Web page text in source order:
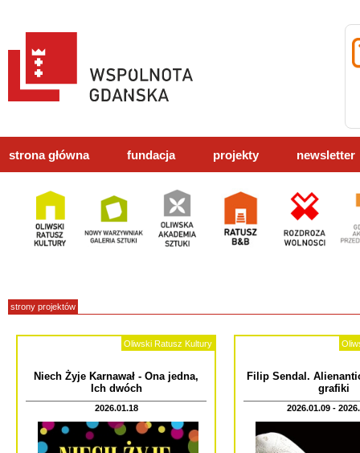
strona główna fundacja projekty newsletter
strony projektów
Oliwski Ratusz Kultury
Niech Żyje Karnawał - Ona jedna,
Ich dwóch
2026.01.18
Filip Sendal.
grafiki
2026.01.09 -